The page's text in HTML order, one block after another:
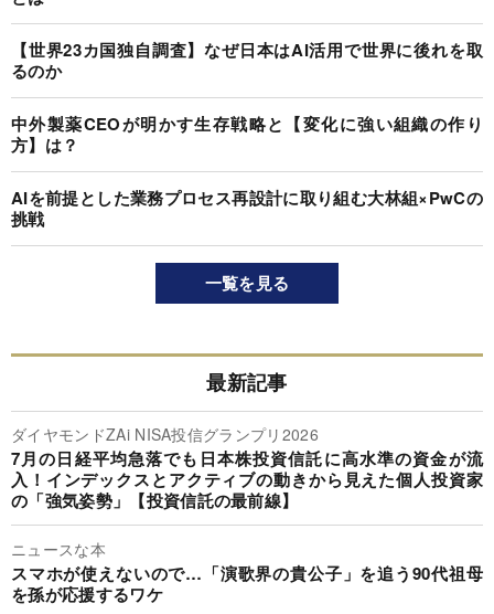
【世界23カ国独自調査】なぜ日本はAI活用で世界に後れを取
るのか
中外製薬CEOが明かす生存戦略と【変化に強い組織の作り
方】は？
AIを前提とした業務プロセス再設計に取り組む大林組×PwCの
挑戦
一覧を見る
最新記事
ダイヤモンドZAi NISA投信グランプリ2026
7月の日経平均急落でも日本株投資信託に高水準の資金が流
入！インデックスとアクティブの動きから見えた個人投資家
の「強気姿勢」【投資信託の最前線】
ニュースな本
スマホが使えないので…「演歌界の貴公子」を追う90代祖母
を孫が応援するワケ